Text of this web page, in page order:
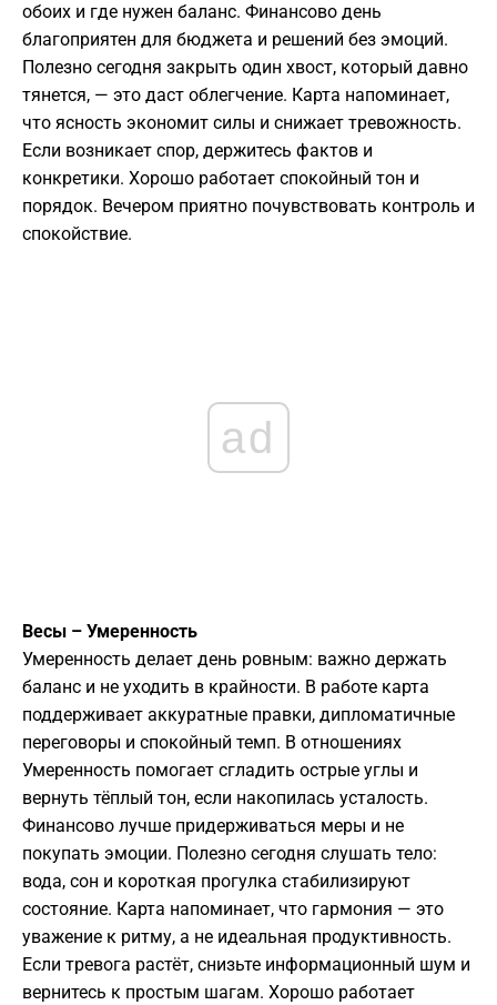
обоих и где нужен баланс. Финансово день
благоприятен для бюджета и решений без эмоций.
Полезно сегодня закрыть один хвост, который давно
тянется, — это даст облегчение. Карта напоминает,
что ясность экономит силы и снижает тревожность.
Если возникает спор, держитесь фактов и
конкретики. Хорошо работает спокойный тон и
порядок. Вечером приятно почувствовать контроль и
спокойствие.
ad
Весы – Умеренность
Умеренность делает день ровным: важно держать
баланс и не уходить в крайности. В работе карта
поддерживает аккуратные правки, дипломатичные
переговоры и спокойный темп. В отношениях
Умеренность помогает сгладить острые углы и
вернуть тёплый тон, если накопилась усталость.
Финансово лучше придерживаться меры и не
покупать эмоции. Полезно сегодня слушать тело:
вода, сон и короткая прогулка стабилизируют
состояние. Карта напоминает, что гармония — это
уважение к ритму, а не идеальная продуктивность.
Если тревога растёт, снизьте информационный шум и
вернитесь к простым шагам. Хорошо работает